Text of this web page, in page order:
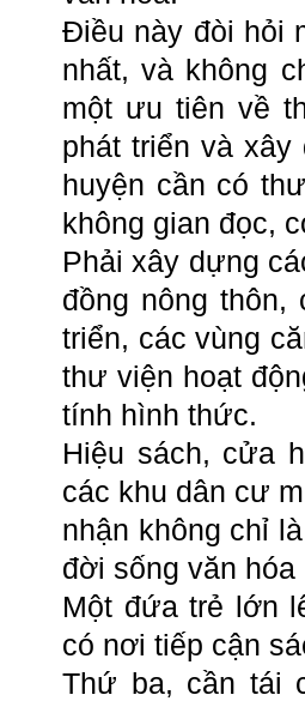
Điều này đòi hỏi
nhất, và không
một ưu tiên về
phát triển và
huyện cần có
không gian đọc,
Phải xây dựng
đồng nông
triển, các vùng
thư viện hoạt
tính hình thức.
Hiệu sách, cửa
các khu dân cư
nhận không chỉ
đời sống văn
Một đứa trẻ lớn
có nơi tiếp cận
Thứ ba, cần tái